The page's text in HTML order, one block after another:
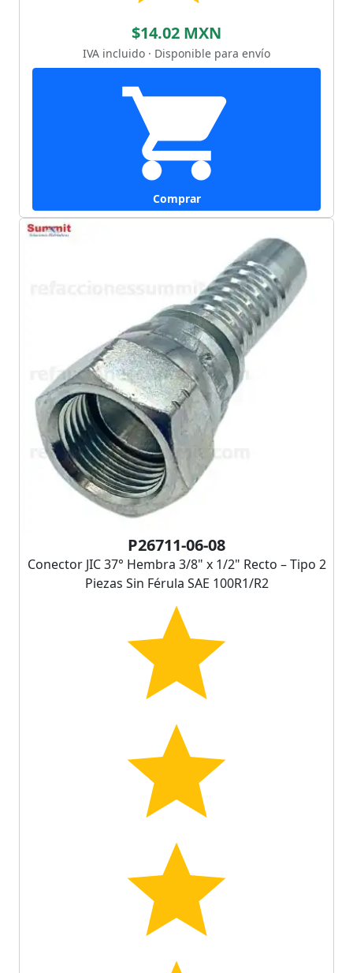
$14.02 MXN
IVA incluido · Disponible para envío
Comprar
P26711-06-08
Conector JIC 37° Hembra 3/8" x 1/2" Recto – Tipo 2
Piezas Sin Férula SAE 100R1/R2